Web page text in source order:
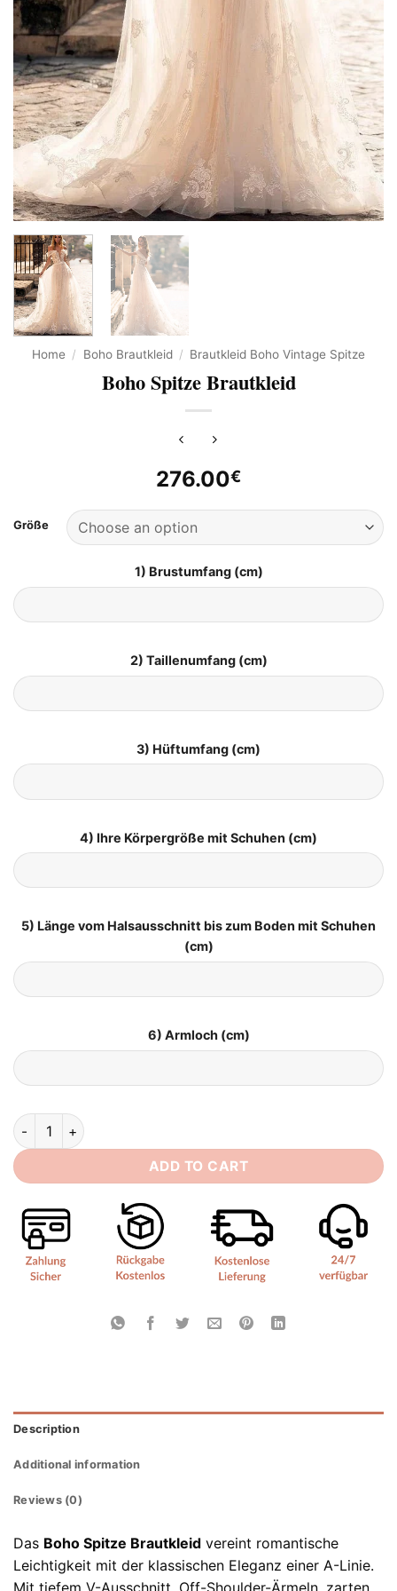
Home / Boho Brautkleid / Brautkleid Boho Vintage Spitze
Boho Spitze Brautkleid
276.00€
Größe
1) Brustumfang (cm)
2) Taillenumfang (cm)
3) Hüftumfang (cm)
4) Ihre Körpergröße mit Schuhen (cm)
5) Länge vom Halsausschnitt bis zum Boden mit Schuhen
(cm)
6) Armloch (cm)
Boho Spitze Brautkleid quantity
ADD TO CART
Description
Additional information
Reviews (0)
Das Boho Spitze Brautkleid vereint romantische
Leichtigkeit mit der klassischen Eleganz einer A-Linie.